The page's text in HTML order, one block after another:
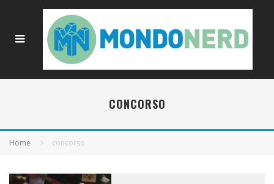
CONCORSO
Home concorso